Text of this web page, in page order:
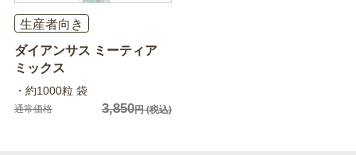
生産者向き
ダイアンサス ミーティア
ミックス
・約1000粒 袋
通常価格 3,850円(税込)